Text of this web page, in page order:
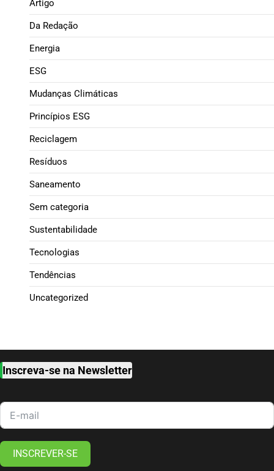
Artigo
Da Redação
Energia
ESG
Mudanças Climáticas
Princípios ESG
Reciclagem
Resíduos
Saneamento
Sem categoria
Sustentabilidade
Tecnologias
Tendências
Uncategorized
Inscreva-se na Newsletter
INSCREVER-SE